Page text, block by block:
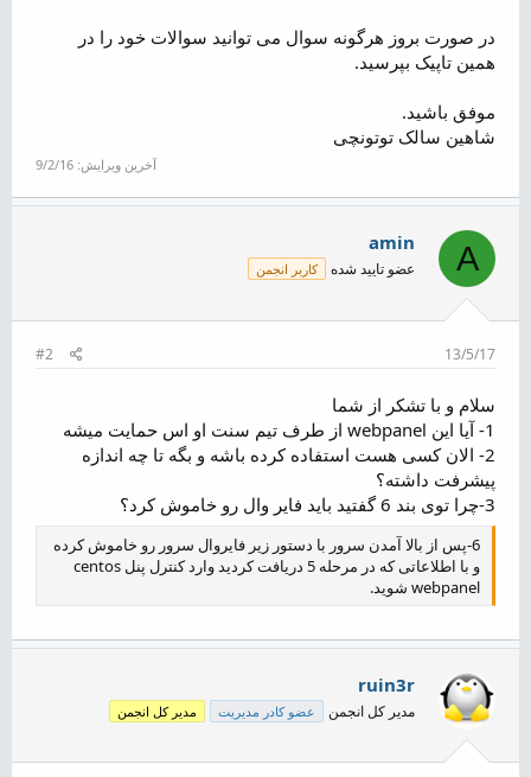
در صورت بروز هرگونه سوال می توانید سوالات خود را در
همین تاپیک بپرسید.
موفق باشید.
شاهین سالک توتونچی
آخرین ویرایش: 9/2/16
A
amin
عضو تایید شده کاربر انجمن
13/5/17
#2
سلام و با تشکر از شما
1- آیا این webpanel از طرف تیم سنت او اس حمایت میشه
2- الان کسی هست استفاده کرده باشه و بگه تا چه اندازه
پیشرفت داشته؟
3-چرا توی بند 6 گفتید باید فایر وال رو خاموش کرد؟
6-پس از بالا آمدن سرور با دستور زیر فایروال سرور رو خاموش کرده
و با اطلاعاتی که در مرحله 5 دریافت کردید وارد کنترل پنل centos
webpanel شوید.
ruin3r
مدیر کل انجمن عضو کادر مدیریت مدیر کل انجمن